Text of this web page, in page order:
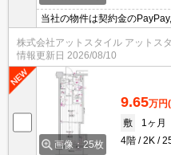
当社の物件は契約金の
割引有☆家具家電のレンタル
株式会社アットスタイル アットス
情報更新日 2026/08/10
画像：25枚
9.65万円
敷
1ヶ月
4階
2K